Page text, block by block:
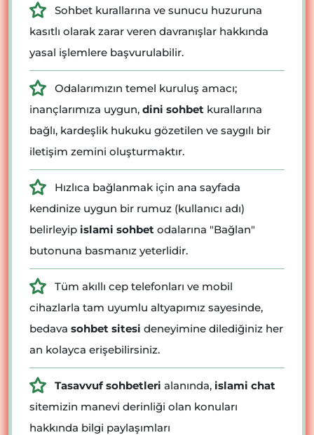
Sohbet kurallarına ve sunucu huzuruna
kasıtlı olarak zarar veren davranışlar hakkında
yasal işlemlere başvurulabilir.
Odalarımızın temel kuruluş amacı;
inançlarımıza uygun, dini sohbet kurallarına
bağlı, kardeşlik hukuku gözetilen ve saygılı bir
iletişim zemini oluşturmaktır.
Hızlıca bağlanmak için ana sayfada
kendinize uygun bir rumuz (kullanıcı adı)
belirleyip islami sohbet odalarına "Bağlan"
butonuna basmanız yeterlidir.
Tüm akıllı cep telefonları ve mobil
cihazlarla tam uyumlu altyapımız sayesinde,
bedava sohbet sitesi deneyimine dilediğiniz her
an kolayca erişebilirsiniz.
Tasavvuf sohbetleri alanında, islami chat
sitemizin manevi derinliği olan konuları
hakkında bilgi paylaşımları